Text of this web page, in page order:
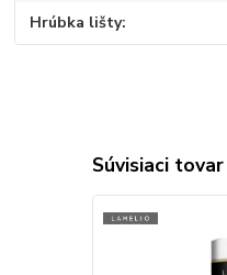
Hrúbka lišty
Súvisiaci tovar